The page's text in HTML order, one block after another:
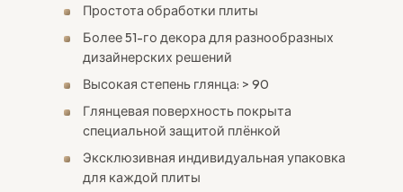
Простота обработки плиты
Более 51-го декора для разнообразных
дизайнерских решений
Высокая степень глянца: > 90
Глянцевая поверхность покрыта
специальной защитой плёнкой
Эксклюзивная индивидуальная упаковка
для каждой плиты